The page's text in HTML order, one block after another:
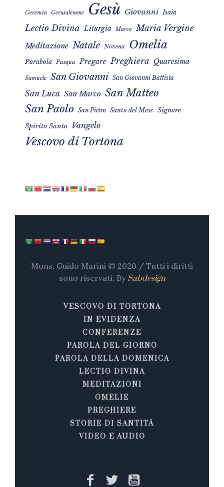
Geremia Gerusalemme Gesù Giovanni Isaia
Lectio Divina Liturgia Marco Maria Vergine
Meditazione Natale Novena Omelia
Parabola Pasqua Pregare Preghiera Quaresima
Samuele San Giovanni San Giovanni Battista
San Luca San Marco San Matteo
San Paolo San Pietro Santo del Mese Signore
Spirito Santo Vangelo
Vescovo di Tortona
Mons. Guido Marini © 2020 / Tutti i diritti
sono riservati. By Sabdesign
VESCOVO DI TORTONA
IN EVIDENZA
CONFERENZE
PAROLA DEL GIORNO
PAROLA DELLA DOMENICA
LECTIO DIVINA
MEDITAZIONI
OMELIE
PREGHIERE
STORIE DI SANTITÀ
VIDEO E AUDIO